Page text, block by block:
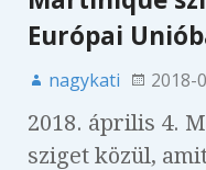
Európai
nagykati 2018-
2018. április 4.
sziget közül,